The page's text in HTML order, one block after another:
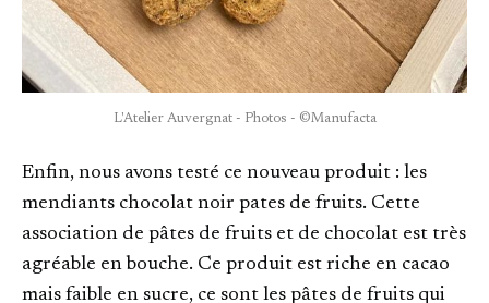
L'Atelier Auvergnat - Photos - ©Manufacta
Enfin, nous avons testé ce nouveau produit : les
mendiants chocolat noir pates de fruits. Cette
association de pâtes de fruits et de chocolat est très
agréable en bouche. Ce produit est riche en cacao
mais faible en sucre, ce sont les pâtes de fruits qui